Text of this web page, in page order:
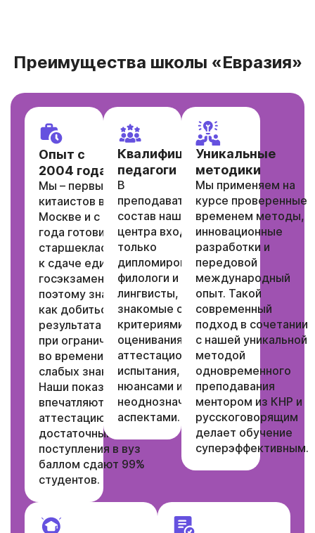
Преимущества школы «Евразия»
Опыт с
2004 года
Мы – первый центр
китаистов в
Москве и с 2019
года готовим
старшеклассников
к сдаче единого
госэкзамена,
поэтому знаем,
как добиться
результата даже
при ограничении
во времени и
слабых знаниях.
Наши показатели
впечатляют –
аттестацию с
достаточным для
поступления в вуз
баллом сдают 99%
студентов.
Квалифицированные
педагоги
В
преподавательский
состав нашего
центра входят
только
дипломированные
филологи и
лингвисты,
знакомые с
критериями
оценивания
аттестационного
испытания, его
нюансами и
неоднозначными
аспектами.
Уникальные
методики
Мы применяем на
курсе проверенные
временем методы,
инновационные
разработки и
передовой
международный
опыт. Такой
современный
подход в сочетании
с нашей уникальной
методой
одновременного
преподавания
ментором из КНР и
русскоговорящим
делает обучение
суперэффективным.